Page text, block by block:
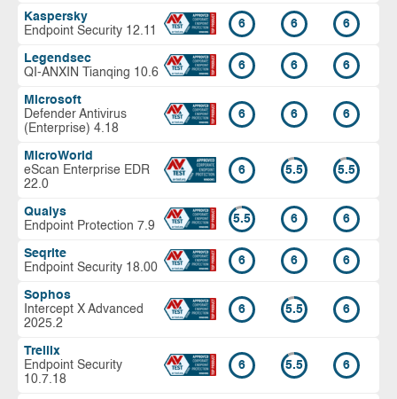
Kaspersky
Endpoint Security 12.11
6 6 6
Legendsec
QI-ANXIN Tianqing 10.6
6 6 6
Microsoft
Defender Antivirus
(Enterprise) 4.18
6 6 6
MicroWorld
eScan Enterprise EDR
22.0
6 5.5 5.5
Qualys
Endpoint Protection 7.9
5.5 6 6
Seqrite
Endpoint Security 18.00
6 6 6
Sophos
Intercept X Advanced
2025.2
6 5.5 6
Trellix
Endpoint Security
10.7.18
6 5.5 6